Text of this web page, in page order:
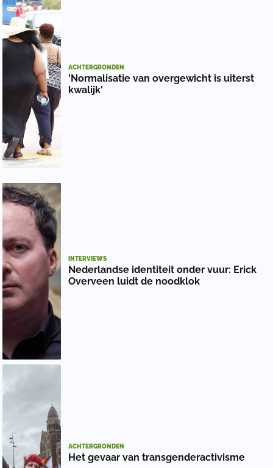
ACHTERGRONDEN
'Normalisatie van overgewicht is uiterst
kwalijk'
INTERVIEWS
Nederlandse identiteit onder vuur: Erick
Overveen luidt de noodklok
ACHTERGRONDEN
Het gevaar van transgenderactivisme